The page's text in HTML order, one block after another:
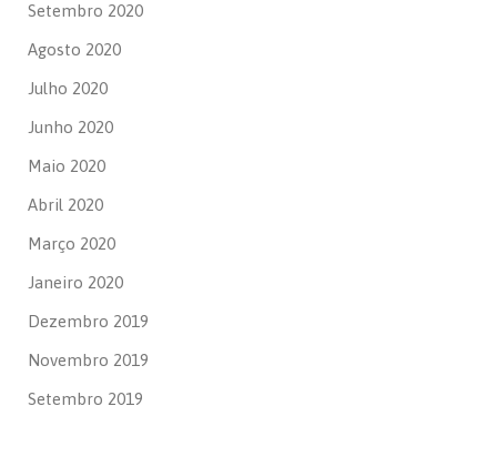
Setembro 2020
Agosto 2020
Julho 2020
Junho 2020
Maio 2020
Abril 2020
Março 2020
Janeiro 2020
Dezembro 2019
Novembro 2019
Setembro 2019